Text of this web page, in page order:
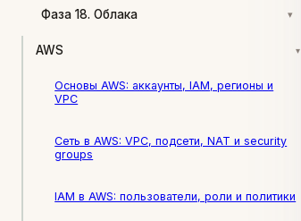
Фаза 18. Облака ▾
AWS ▾
Основы AWS: аккаунты, IAM, регионы и
VPC
Сеть в AWS: VPC, подсети, NAT и security
groups
IAM в AWS: пользователи, роли и политики